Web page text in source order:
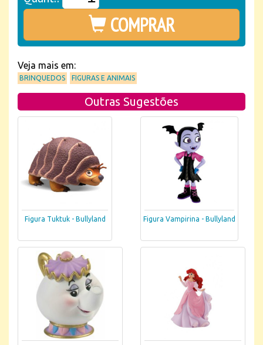
COMPRAR
Veja mais em:
BRINQUEDOS FIGURAS E ANIMAIS
Outras Sugestões
Figura Tuktuk - Bullyland Figura Vampirina - Bullyland